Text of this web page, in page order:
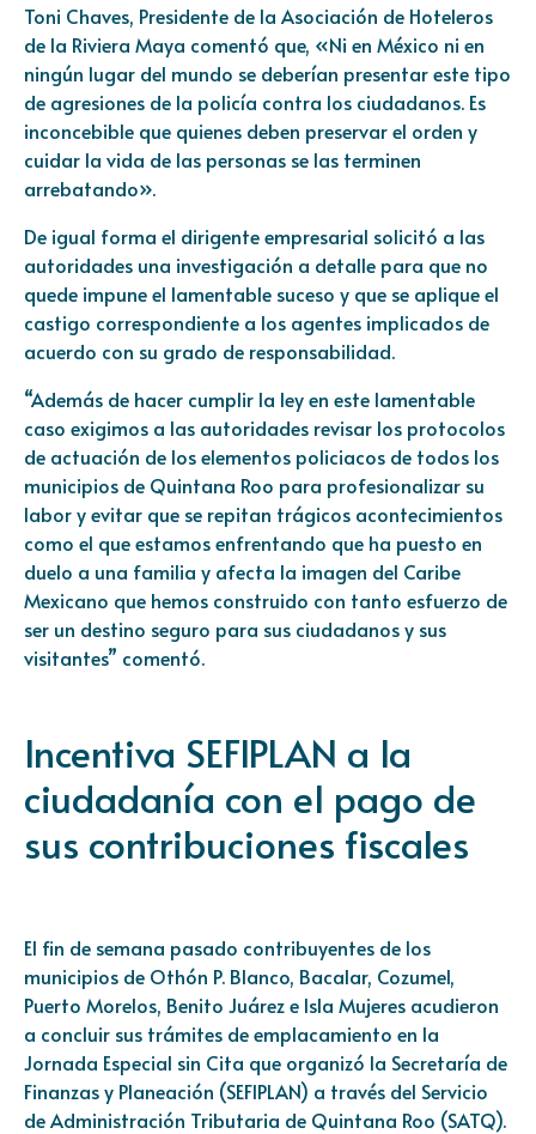
Toni Chaves, Presidente de la Asociación de Hoteleros
de la Riviera Maya comentó que, «Ni en México ni en
ningún lugar del mundo se deberían presentar este tipo
de agresiones de la policía contra los ciudadanos. Es
inconcebible que quienes deben preservar el orden y
cuidar la vida de las personas se las terminen
arrebatando».
De igual forma el dirigente empresarial solicitó a las
autoridades una investigación a detalle para que no
quede impune el lamentable suceso y que se aplique el
castigo correspondiente a los agentes implicados de
acuerdo con su grado de responsabilidad.
“Además de hacer cumplir la ley en este lamentable
caso exigimos a las autoridades revisar los protocolos
de actuación de los elementos policiacos de todos los
municipios de Quintana Roo para profesionalizar su
labor y evitar que se repitan trágicos acontecimientos
como el que estamos enfrentando que ha puesto en
duelo a una familia y afecta la imagen del Caribe
Mexicano que hemos construido con tanto esfuerzo de
ser un destino seguro para sus ciudadanos y sus
visitantes” comentó.
Incentiva SEFIPLAN a la
ciudadanía con el pago de
sus contribuciones fiscales
El fin de semana pasado contribuyentes de los
municipios de Othón P. Blanco, Bacalar, Cozumel,
Puerto Morelos, Benito Juárez e Isla Mujeres acudieron
a concluir sus trámites de emplacamiento en la
Jornada Especial sin Cita que organizó la Secretaría de
Finanzas y Planeación (SEFIPLAN) a través del Servicio
de Administración Tributaria de Quintana Roo (SATQ).